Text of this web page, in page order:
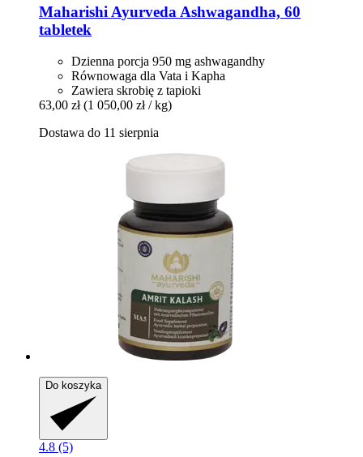
Maharishi AyurvedaAshwagandha, 60
tabletek
Dzienna porcja 950 mg ashwagandhy
Równowaga dla Vata i Kapha
Zawiera skrobię z tapioki
63,00 zł (1 050,00 zł / kg)
Dostawa do 11 sierpnia
Do koszyka
4.8 (5)